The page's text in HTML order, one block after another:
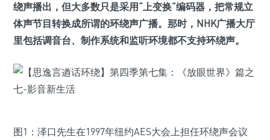
绕声播出，但大多数只是采用“上变换”编码器，把常规立
体声节目转换成所谓的环绕声广播。那时，NHK广播大厅
里包括调音台、制作系统和监听环境都不支持环绕声。
图1：泽口先生在1997年纽约AES大会上担任环绕声会议